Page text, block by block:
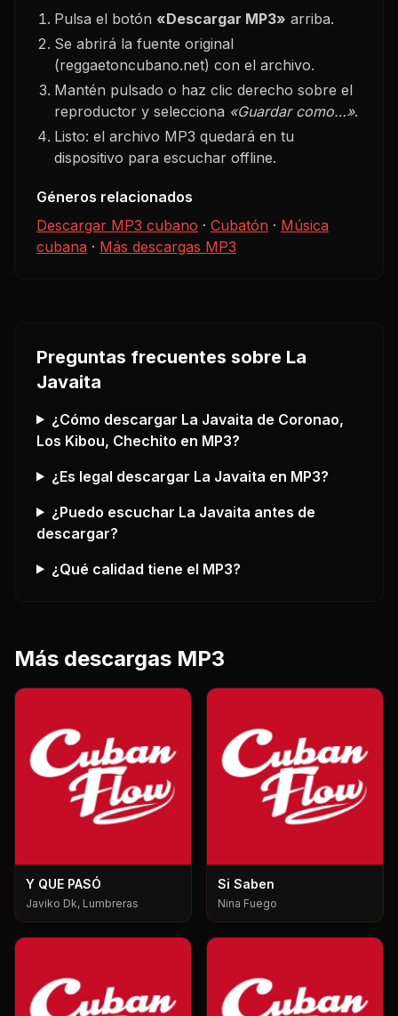
Pulsa el botón «Descargar MP3» arriba.
Se abrirá la fuente original
(reggaetoncubano.net) con el archivo.
Mantén pulsado o haz clic derecho sobre el
reproductor y selecciona «Guardar como…».
Listo: el archivo MP3 quedará en tu
dispositivo para escuchar offline.
Géneros relacionados
Descargar MP3 cubano · Cubatón · Música
cubana · Más descargas MP3
Preguntas frecuentes sobre La
Javaita
¿Cómo descargar La Javaita de Coronao,
Los Kibou, Chechito en MP3?
¿Es legal descargar La Javaita en MP3?
¿Puedo escuchar La Javaita antes de
descargar?
¿Qué calidad tiene el MP3?
Más descargas MP3
Y QUE PASÓ
Javiko Dk, Lumbreras
Si Saben
Nina Fuego